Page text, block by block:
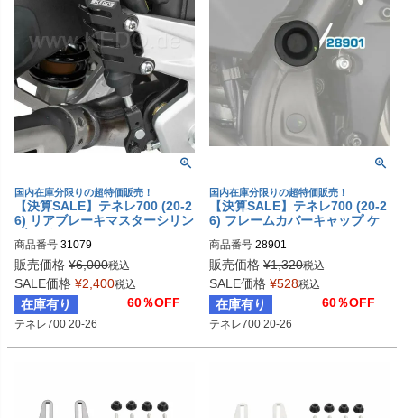
アンフ スピードトリプル (2023-202
国内在庫分限りの超特価販売！
【決算SALE】テネレ700 (20-2
6) リアブレーキマスターシリン
商品番号 31079
販売価格 ¥6,000税込
SALE価格 ¥2,400税込
在庫有り 60％OFF
テネレ700 20-26
国内在庫分限りの超特価販売！
【決算SALE】テネレ700 (20-2
6) フレームカバーキャップ ケ
商品番号 28901
販売価格 ¥1,320税込
SALE価格 ¥528税込
在庫有り 60％OFF
テネレ700 20-26